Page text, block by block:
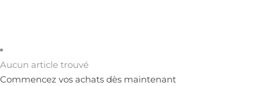
Aucun article trouvé
Commencez vos achats dès maintenant